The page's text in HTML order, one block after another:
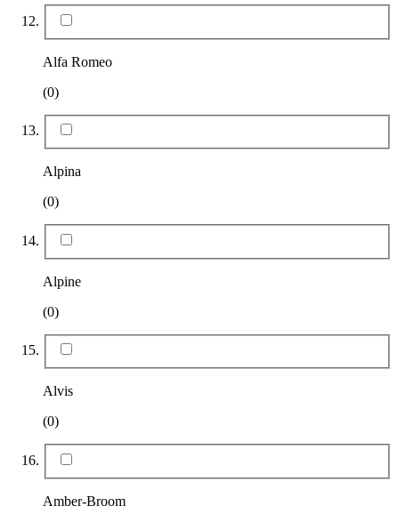
Alfa Romeo
(0)
Alpina
(0)
Alpine
(0)
Alvis
(0)
Amber-Broom